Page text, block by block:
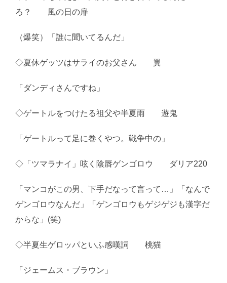
ろ？ 風の日の扉
（爆笑）「誰に聞いてるんだ」
◇夏休ゲッツはサライのお父さん 翼
「ダンディさんですね」
◇ゲートルをつけたる祖父や半夏雨 遊鬼
「ゲートルって足に巻くやつ。戦争中の」
◇「ツマラナイ」呟く陰唇ゲンゴロウ ダリア220
「マンコがこの男、下手だなって言って…」「なんで
ゲンゴロウなんだ」「ゲンゴロウもゲジゲジも漢字だ
からな」(笑)
◇半夏生ゲロッパといふ感嘆詞 桃猫
「ジェームス・ブラウン」